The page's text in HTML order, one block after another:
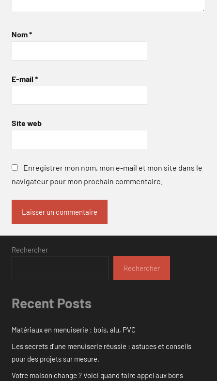
Nom*
E-mail *
Site web
Enregistrer mon nom, mon e-mail et mon site dans le
navigateur pour mon prochain commentaire.
Rechercher
Rechercher
Recent Posts
Matériaux en menuiserie : bois, alu, PVC
Les secrets d’une menuiserie réussie : astuces et conseils
pour des projets sur mesure.
Votre maison change ? Voici quand faire appel aux bons